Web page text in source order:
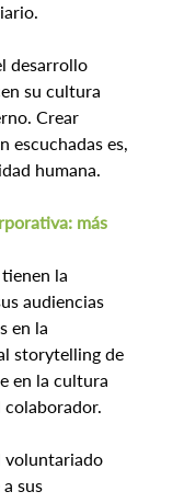
desarrollo
su cultura
Crear
escuchadas es,
humana.
más
la
audiencias
en la
storytelling de
en la cultura
colaborador.
voluntariado
sus